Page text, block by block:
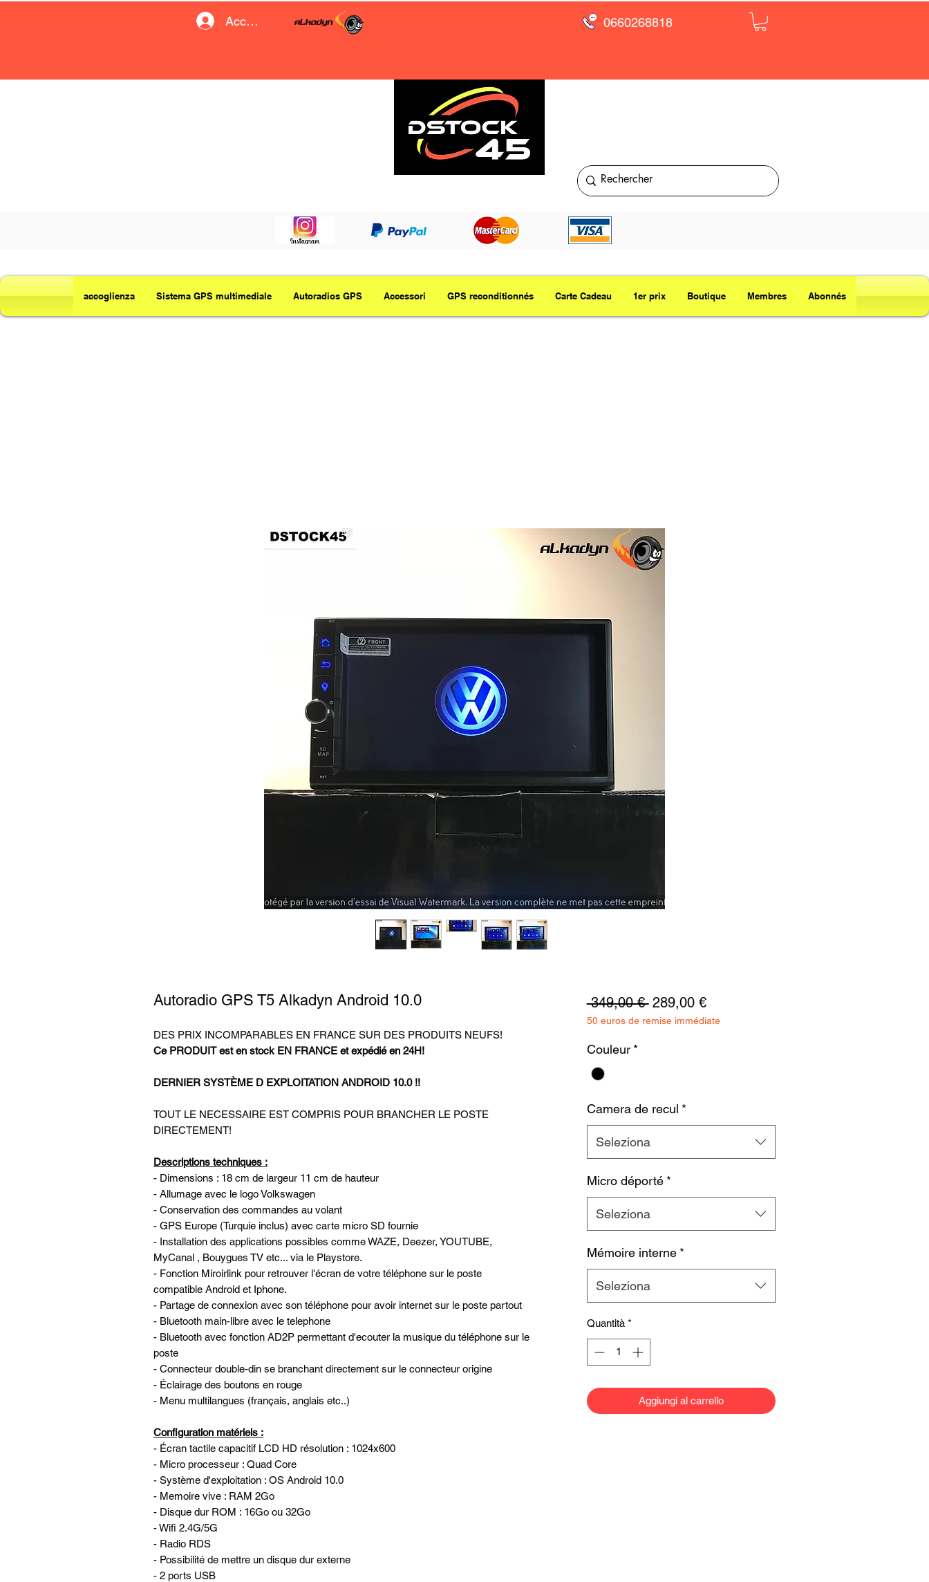
Accedi 0660268818
accoglienza Sistema GPS multimediale Autoradios GPS Accessori GPS reconditionnés Carte Cadeau 1er prix Boutique Membres Abonnés
Autoradio GPS T5 Alkadyn Android 10.0
DES PRIX INCOMPARABLES EN FRANCE SUR DES PRODUITS NEUFS!
Ce PRODUIT est en stock EN FRANCE et expédié en 24H!
DERNIER SYSTÈME D EXPLOITATION ANDROID 10.0 !!
TOUT LE NECESSAIRE EST COMPRIS POUR BRANCHER LE POSTE
DIRECTEMENT!
Descriptions techniques :
- Dimensions : 18 cm de largeur 11 cm de hauteur
- Allumage avec le logo Volkswagen
- Conservation des commandes au volant
- GPS Europe (Turquie inclus) avec carte micro SD fournie
- Installation des applications possibles comme WAZE, Deezer, YOUTUBE,
MyCanal , Bouygues TV etc... via le Playstore.
- Fonction Miroirlink pour retrouver l'écran de votre téléphone sur le poste
compatible Android et Iphone.
- Partage de connexion avec son téléphone pour avoir internet sur le poste partout
- Bluetooth main-libre avec le telephone
- Bluetooth avec fonction AD2P permettant d'ecouter la musique du téléphone sur le
poste
- Connecteur double-din se branchant directement sur le connecteur origine
- Éclairage des boutons en rouge
- Menu multilangues (français, anglais etc..)
Configuration matériels :
- Écran tactile capacitif LCD HD résolution : 1024x600
- Micro processeur : Quad Core
- Système d'exploitation : OS Android 10.0
- Memoire vive : RAM 2Go
- Disque dur ROM : 16Go ou 32Go
- Wifi 2.4G/5G
- Radio RDS
- Possibilité de mettre un disque dur externe
- 2 ports USB
349,00 € Prezzo
regolare
289,00 €Prezzo
scontato
50 euros de remise immédiate
Couleur *
Camera de recul *
Seleziona
Micro déporté *
Seleziona
Mémoire interne *
Seleziona
Quantità *
Aggiungi al carrello